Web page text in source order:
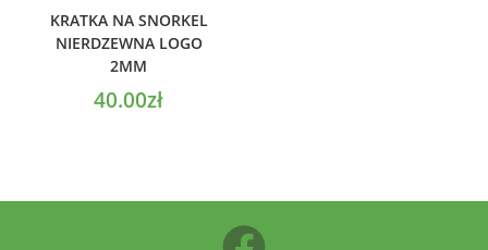
KRATKA NA SNORKEL
NIERDZEWNA LOGO
2MM
40.00zł